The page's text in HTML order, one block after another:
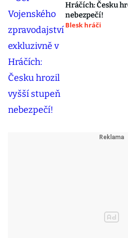
Hráčích: Česku
nebezpečí!
Blesk hráči